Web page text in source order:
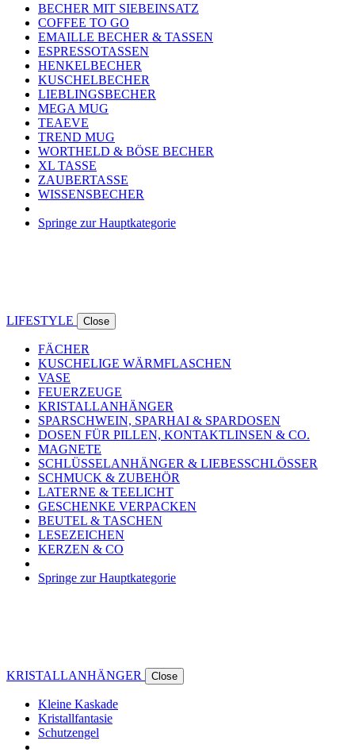
BECHER MIT SIEBEINSATZ
COFFEE TO GO
EMAILLE BECHER & TASSEN
ESPRESSOTASSEN
HENKELBECHER
KUSCHELBECHER
LIEBLINGSBECHER
MEGA MUG
TEAEVE
TREND MUG
WORTHELD & BÖSE BECHER
XL TASSE
ZAUBERTASSE
WISSENSBECHER
Springe zur Hauptkategorie
LIFESTYLE Close
FÄCHER
KUSCHELIGE WÄRMFLASCHEN
VASE
FEUERZEUGE
KRISTALLANHÄNGER
SPARSCHWEIN, SPARHAI & SPARDOSEN
DOSEN FÜR PILLEN, KONTAKTLINSEN & CO.
MAGNETE
SCHLÜSSELANHÄNGER & LIEBESSCHLÖSSER
SCHMUCK & ZUBEHÖR
LATERNE & TEELICHT
GESCHENKE VERPACKEN
BEUTEL & TASCHEN
LESEZEICHEN
KERZEN & CO
Springe zur Hauptkategorie
KRISTALLANHÄNGER Close
Kleine Kaskade
Kristallfantasie
Schutzengel